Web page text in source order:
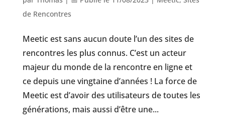
de Rencontres
Meetic est sans aucun doute l’un des sites de
rencontres les plus connus. C’est un acteur
majeur du monde de la rencontre en ligne et
ce depuis une vingtaine d’années ! La force de
Meetic est d’avoir des utilisateurs de toutes les
générations, mais aussi d’être une...